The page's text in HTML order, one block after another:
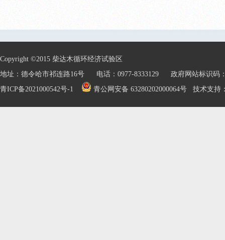
Copyright ©2015 柴达木循环经济试验区
地址：德令哈市祁连路16号 电话：0977-8333129 政府网站标识码：
青ICP备2021000542号-1
青公网安备 63280202000064号 技术支持